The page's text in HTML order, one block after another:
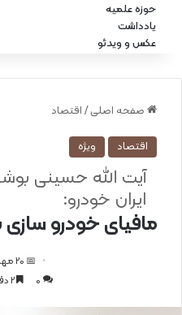
حوزه علمیه
یادداشت
عکس و ویدئو
صفحه اصلی / اقتصاد
اقتصاد ویژه
مافیای خودرو سازی
آیت الله حسینی
ایران خودرو:
📅 20 مهر 1401 🕙22:25
0